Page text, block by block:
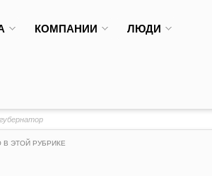
КОМПАНИИ ЛЮДИ
В ЭТОЙ РУБРИКЕ